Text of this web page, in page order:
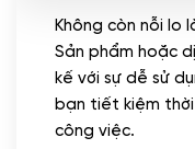
CÀI ĐẶT
Cài đặt
(+100.000
Cài plugin
Không còn nỗi lo
Sản phẩm hoặc
kế với sự dễ sử
bạn tiết kiệm
công việc.